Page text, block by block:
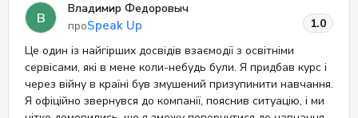
В
Владимир Федоровыч
проSpeak Up
1.0
Це один із найгірших досвідів взаємодії з освітніми
сервісами, які в мене коли-небудь були. Я придбав курс і
через війну в країні був змушений призупинити навчання.
Я офіційно звернувся до компанії, пояснив ситуацію, і ми